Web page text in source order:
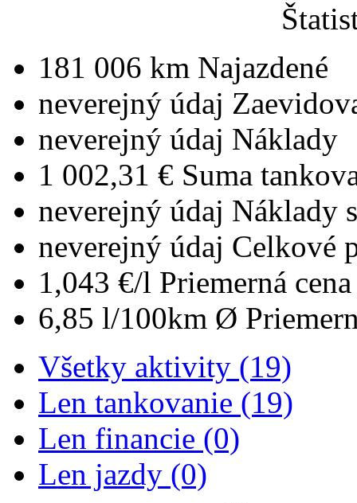
181 006 km Najazdené
neverejný údaj
neverejný údaj Náklady
1 002,31 € Suma
neverejný údaj Náklady
neverejný údaj Celkové
1,043 €/l Priemerná
6,85 l/100km Ø
Všetky aktivity (19)
Len tankovanie (19)
Len financie (0)
Len jazdy (0)